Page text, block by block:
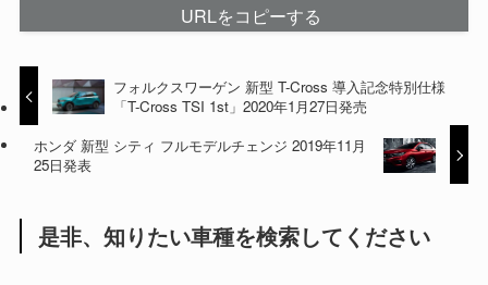
URLをコピーする
フォルクスワーゲン 新型 T-Cross 導入記念特別仕様
「T-Cross TSI 1st」2020年1月27日発売
ホンダ 新型 シティ フルモデルチェンジ 2019年11月
25日発表
是非、知りたい車種を検索してください